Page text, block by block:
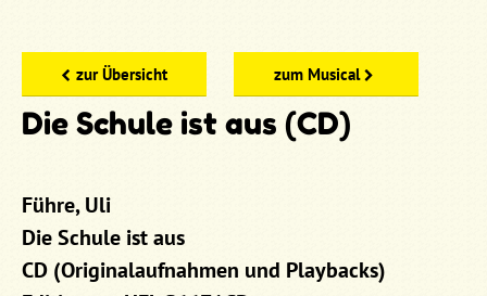
zur Übersicht zum Musical
Die Schule ist aus (CD)
Führe, Uli
Die Schule ist aus
CD (Originalaufnahmen und Playbacks)